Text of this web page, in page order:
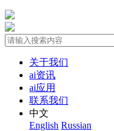
关于我们
ai资讯
ai应用
联系我们
中文
English Russian